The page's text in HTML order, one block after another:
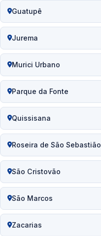
Guatupê
Jurema
Murici Urbano
Parque da Fonte
Quissisana
Roseira de São Sebastião
São Cristovão
São Marcos
Zacarias